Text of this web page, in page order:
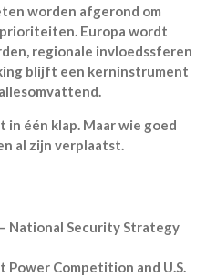
worden afgerond om
Europa wordt
regionale invloedssferen
blijft een kerninstrument
één klap. Maar wie goed
al zijn verplaatst.
National Security Strategy
Competition and U.S.